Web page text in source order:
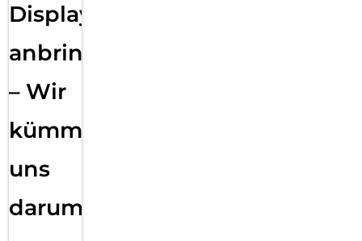
Displayfolie
anbringen
– Wir
kümmern
uns
darum!